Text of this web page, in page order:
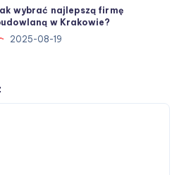
wybrać najlepszą firmę
w Krakowie?
2025-08-19